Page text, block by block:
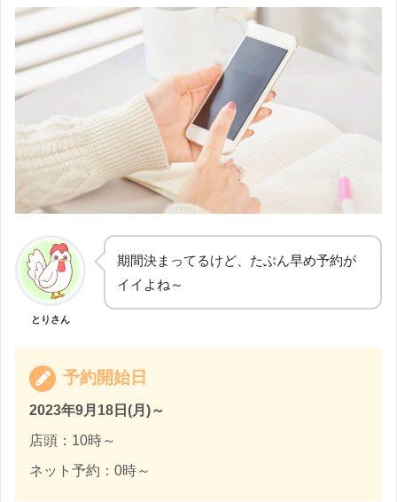
とりさん
期間決まってるけど、たぶん早め予約が
イイよね～
予約開始日
2023年9月18日(月)～
店頭：10時～
ネット予約：0時～